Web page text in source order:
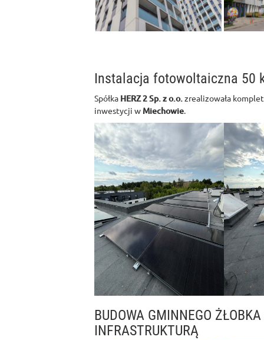
Instalacja fotowoltaiczna 50
Spółka HERZ 2 Sp. z o.o.zrealizowała
inwestycji w Miechowie.
BUDOWA GMINNEGO
INFRASTRUKTURĄ